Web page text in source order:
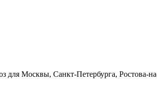
для Москвы, Санкт-Петербурга, Ростова-